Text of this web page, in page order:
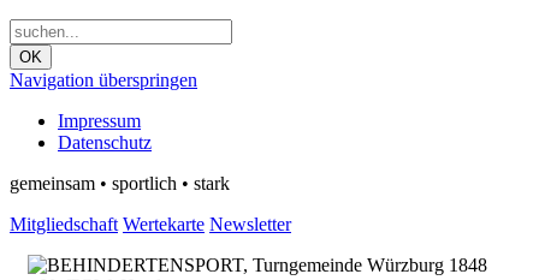
OK
Navigation überspringen
Impressum
Datenschutz
gemeinsam • sportlich • stark
Mitgliedschaft Wertekarte Newsletter